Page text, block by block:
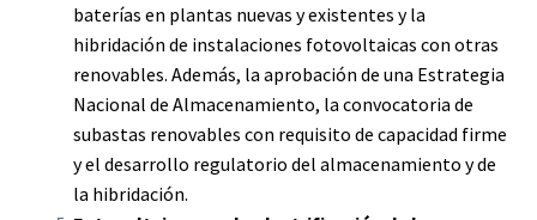
baterías en plantas nuevas y existentes y la
hibridación de instalaciones fotovoltaicas con otras
renovables. Además, la aprobación de una Estrategia
Nacional de Almacenamiento, la convocatoria de
subastas renovables con requisito de capacidad firme
y el desarrollo regulatorio del almacenamiento y de
la hibridación.